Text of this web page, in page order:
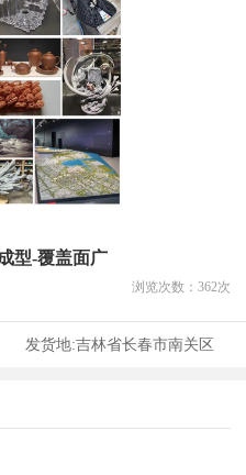
型-覆盖面广
浏览次数： 362次
发货地:吉林省长春市南关区